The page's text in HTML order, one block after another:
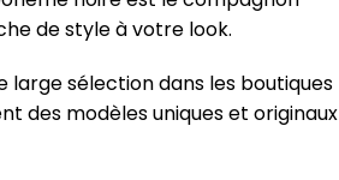
de style à votre look.
large sélection dans les boutiques
des modèles uniques et originaux